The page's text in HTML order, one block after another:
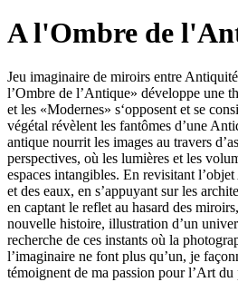
A l'Ombre de
Jeu imaginaire de miroirs entre
l’Ombre de l’Antique» développe une
et les «Modernes» s‘opposent et se
végétal révèlent les fantômes d’une
antique nourrit les images au travers
perspectives, où les lumières et les
espaces intangibles. En revisitant
et des eaux, en s’appuyant sur les
en captant le reflet au hasard des
nouvelle histoire, illustration d’un
recherche de ces instants où la
l’imaginaire ne font plus qu’un, je
témoignent de ma passion pour l’Art du